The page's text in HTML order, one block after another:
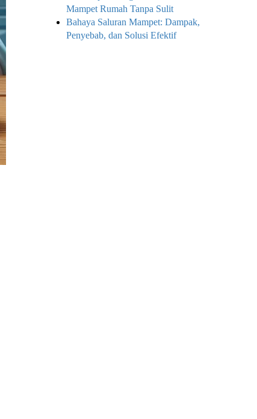
Mampet Rumah Tanpa Sulit
Bahaya Saluran Mampet: Dampak,
Penyebab, dan Solusi Efektif